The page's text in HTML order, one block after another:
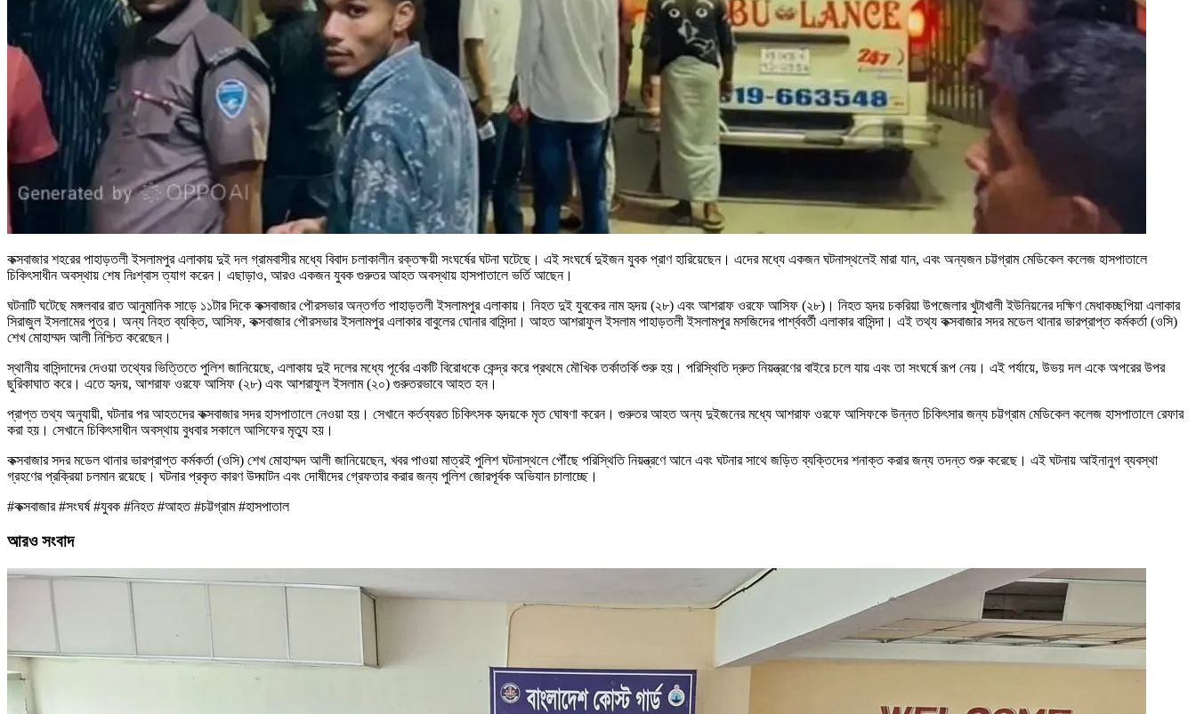
কক্সবাজার শহরের পাহাড়তলী ইসলামপুর এলাকায় দুই দল গ্রামবাসীর মধ্যে বিবাদ চলাকালীন রক্তক্ষয়ী সংঘর্ষের ঘটনা ঘটেছে। এই সংঘর্ষে দুইজন যুবক প্রাণ হারিয়েছেন। এদের মধ্যে একজন ঘটনাস্থলেই মারা যান, এবং অন্যজন চট্টগ্রাম মেডিকেল কলেজ হাসপাতালে
চিকিৎসাধীন অবস্থায় শেষ নিঃশ্বাস ত্যাগ করেন। এছাড়াও, আরও একজন যুবক গুরুতর আহত অবস্থায় হাসপাতালে ভর্তি আছেন।
ঘটনাটি ঘটেছে মঙ্গলবার রাত আনুমানিক সাড়ে ১১টার দিকে কক্সবাজার পৌরসভার অন্তর্গত পাহাড়তলী ইসলামপুর এলাকায়। নিহত দুই যুবকের নাম হৃদয় (২৮) এবং আশরাফ ওরফে আসিফ (২৮)। নিহত হৃদয় চকরিয়া উপজেলার খুটাখালী ইউনিয়নের দক্ষিণ মেধাকচ্ছপিয়া এলাকার
সিরাজুল ইসলামের পুত্র। অন্য নিহত ব্যক্তি, আসিফ, কক্সবাজার পৌরসভার ইসলামপুর এলাকার বাবুলের ঘোনার বাসিন্দা। আহত আশরাফুল ইসলাম পাহাড়তলী ইসলামপুর মসজিদের পার্শ্ববর্তী এলাকার বাসিন্দা। এই তথ্য কক্সবাজার সদর মডেল থানার ভারপ্রাপ্ত কর্মকর্তা (ওসি)
শেখ মোহাম্মদ আলী নিশ্চিত করেছেন।
স্থানীয় বাসিন্দাদের দেওয়া তথ্যের ভিত্তিতে পুলিশ জানিয়েছে, এলাকায় দুই দলের মধ্যে পূর্বের একটি বিরোধকে কেন্দ্র করে প্রথমে মৌখিক তর্কাতর্কি শুরু হয়। পরিস্থিতি দ্রুত নিয়ন্ত্রণের বাইরে চলে যায় এবং তা সংঘর্ষে রূপ নেয়। এই পর্যায়ে, উভয় দল একে অপরের উপর
ছুরিকাঘাত করে। এতে হৃদয়, আশরাফ ওরফে আসিফ (২৮) এবং আশরাফুল ইসলাম (২০) গুরুতরভাবে আহত হন।
প্রাপ্ত তথ্য অনুযায়ী, ঘটনার পর আহতদের কক্সবাজার সদর হাসপাতালে নেওয়া হয়। সেখানে কর্তব্যরত চিকিৎসক হৃদয়কে মৃত ঘোষণা করেন। গুরুতর আহত অন্য দুইজনের মধ্যে আশরাফ ওরফে আসিফকে উন্নত চিকিৎসার জন্য চট্টগ্রাম মেডিকেল কলেজ হাসপাতালে রেফার
করা হয়। সেখানে চিকিৎসাধীন অবস্থায় বুধবার সকালে আসিফের মৃত্যু হয়।
কক্সবাজার সদর মডেল থানার ভারপ্রাপ্ত কর্মকর্তা (ওসি) শেখ মোহাম্মদ আলী জানিয়েছেন, খবর পাওয়া মাত্রই পুলিশ ঘটনাস্থলে পৌঁছে পরিস্থিতি নিয়ন্ত্রণে আনে এবং ঘটনার সাথে জড়িত ব্যক্তিদের শনাক্ত করার জন্য তদন্ত শুরু করেছে। এই ঘটনায় আইনানুগ ব্যবস্থা
গ্রহণের প্রক্রিয়া চলমান রয়েছে। ঘটনার প্রকৃত কারণ উদ্ঘাটন এবং দোষীদের গ্রেফতার করার জন্য পুলিশ জোরপূর্বক অভিযান চালাচ্ছে।
#কক্সবাজার #সংঘর্ষ #যুবক #নিহত #আহত #চট্টগ্রাম #হাসপাতাল
আরও সংবাদ